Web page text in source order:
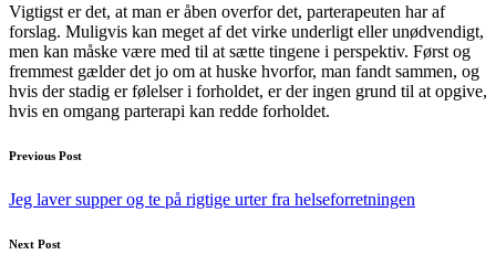
Vigtigst er det, at man er åben overfor det, parterapeuten har af
forslag. Muligvis kan meget af det virke underligt eller unødvendigt,
men kan måske være med til at sætte tingene i perspektiv. Først og
fremmest gælder det jo om at huske hvorfor, man fandt sammen, og
hvis der stadig er følelser i forholdet, er der ingen grund til at opgive,
hvis en omgang parterapi kan redde forholdet.
Post
navigation
Previous Post
Jeg laver supper og te på rigtige urter fra helseforretningen
Next Post